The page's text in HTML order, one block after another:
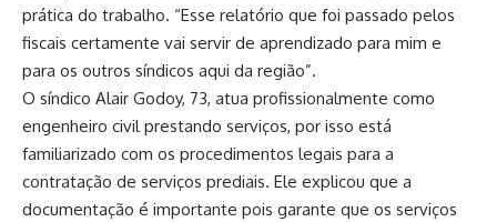
prática do trabalho. “Esse relatório que foi passado pelos
fiscais certamente vai servir de aprendizado para mim e
para os outros síndicos aqui da região”.
O síndico Alair Godoy, 73, atua profissionalmente como
engenheiro civil prestando serviços, por isso está
familiarizado com os procedimentos legais para a
contratação de serviços prediais. Ele explicou que a
documentação é importante pois garante que os serviços